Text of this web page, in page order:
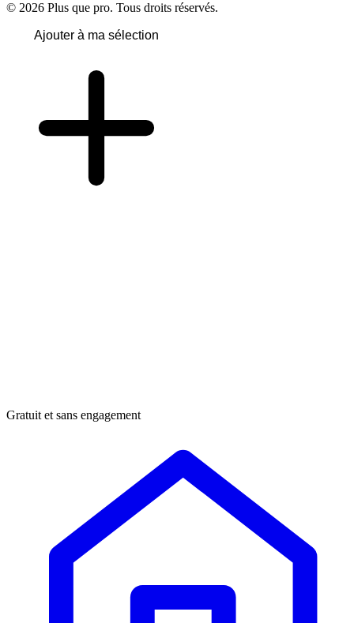
© 2026 Plus que pro. Tous droits réservés.
Ajouter à ma sélection
Gratuit et sans engagement